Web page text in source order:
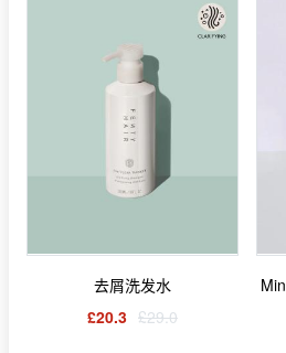
去屑洗发水
£20.3 £29.0